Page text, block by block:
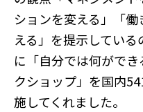
ションを変える」「
える」を提示してい
に「自分では何がで
クショップ」を国内
施してくれました。